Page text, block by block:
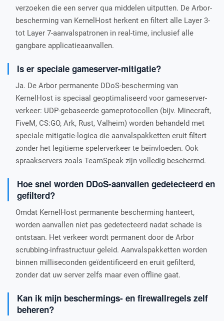
verzoeken die een server qua middelen uitputten. De Arbor-
bescherming van KernelHost herkent en filtert alle Layer 3-
tot Layer 7-aanvalspatronen in real-time, inclusief alle
gangbare applicatieaanvallen.
Is er speciale gameserver-mitigatie?
Ja. De Arbor permanente DDoS-bescherming van
KernelHost is speciaal geoptimaliseerd voor gameserver-
verkeer: UDP-gebaseerde gameprotocollen (bijv. Minecraft,
FiveM, CS:GO, Ark, Rust, Valheim) worden behandeld met
speciale mitigatie-logica die aanvalspakketten eruit filtert
zonder het legitieme spelerverkeer te beïnvloeden. Ook
spraakservers zoals TeamSpeak zijn volledig beschermd.
Hoe snel worden DDoS-aanvallen gedetecteerd en
gefilterd?
Omdat KernelHost permanente bescherming hanteert,
worden aanvallen niet pas gedetecteerd nadat schade is
ontstaan. Het verkeer wordt permanent door de Arbor
scrubbing-infrastructuur geleid. Aanvalspakketten worden
binnen milliseconden geïdentificeerd en eruit gefilterd,
zonder dat uw server zelfs maar even offline gaat.
Kan ik mijn beschermings- en firewallregels zelf
beheren?